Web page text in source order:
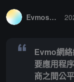
Evmos部落格
Evmo網
要應用程
商之間公